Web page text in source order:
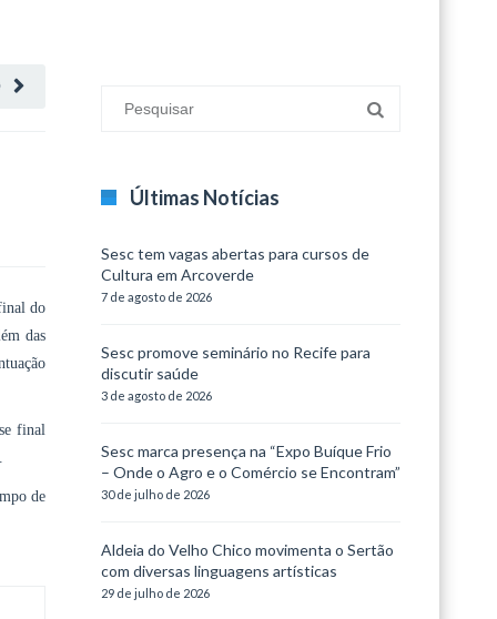
do
das
final
de
Últimas Notícias
Sesc tem vagas abertas para cursos de
Cultura em Arcoverde
7 de agosto de 2026
Sesc promove seminário no Recife para
discutir saúde
3 de agosto de 2026
Sesc marca presença na “Expo Buíque Frio
– Onde o Agro e o Comércio se Encontram”
30 de julho de 2026
Aldeia do Velho Chico movimenta o Sertão
com diversas linguagens artísticas
29 de julho de 2026